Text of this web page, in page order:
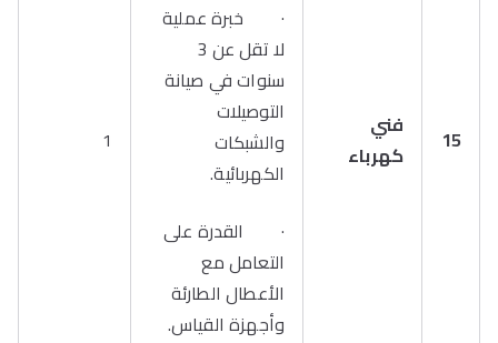
15
فني
كهرباء
· خبرة عملية
لا تقل عن 3
سنوات في صيانة
التوصيلات
والشبكات
الكهربائية.
· القدرة على
التعامل مع
الأعطال الطارئة
وأجهزة القياس.
1